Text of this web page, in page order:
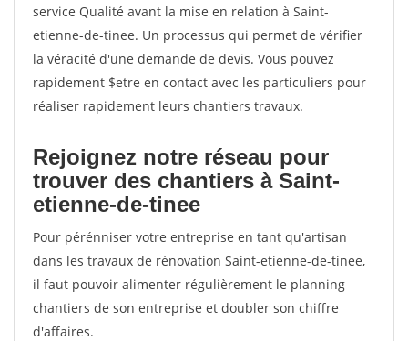
service Qualité avant la mise en relation à Saint-
etienne-de-tinee. Un processus qui permet de vérifier
la véracité d'une demande de devis. Vous pouvez
rapidement $etre en contact avec les particuliers pour
réaliser rapidement leurs chantiers travaux.
Rejoignez notre réseau pour
trouver des chantiers à Saint-
etienne-de-tinee
Pour pérénniser votre entreprise en tant qu'artisan
dans les travaux de rénovation Saint-etienne-de-tinee,
il faut pouvoir alimenter régulièrement le planning
chantiers de son entreprise et doubler son chiffre
d'affaires.